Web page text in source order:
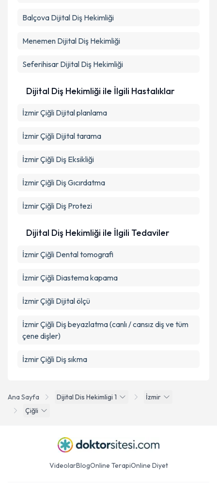
Ana Sayfa Dijital Dis Hekimligi 1
İzmir
Çiğli
Balçova Dijital Diş Hekimliği
Menemen Dijital Diş Hekimliği
Seferihisar Dijital Diş Hekimliği
Dijital Diş Hekimliği ile İlgili Hastalıklar
İzmir Çiğli Dijital planlama
İzmir Çiğli Dijital tarama
İzmir Çiğli Diş Eksikliği
İzmir Çiğli Diş Gıcırdatma
İzmir Çiğli Diş Protezi
Dijital Diş Hekimliği ile İlgili Tedaviler
İzmir Çiğli Dental tomografi
İzmir Çiğli Diastema kapama
İzmir Çiğli Dijital ölçü
İzmir Çiğli Diş beyazlatma (canlı / cansız diş ve tüm
çene dişler)
İzmir Çiğli Diş sıkma
VideolarBlogOnline TerapiOnline Diyet